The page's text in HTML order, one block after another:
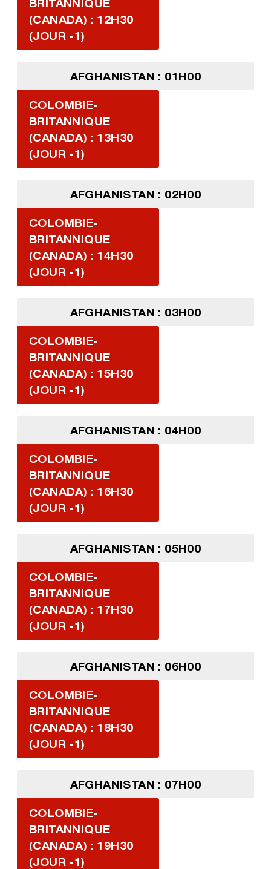
(CANADA) : 12H30
(JOUR -1)
AFGHANISTAN : 01H00
COLOMBIE-
BRITANNIQUE
(CANADA) : 13H30
(JOUR -1)
AFGHANISTAN : 02H00
COLOMBIE-
BRITANNIQUE
(CANADA) : 14H30
(JOUR -1)
AFGHANISTAN : 03H00
COLOMBIE-
BRITANNIQUE
(CANADA) : 15H30
(JOUR -1)
AFGHANISTAN : 04H00
COLOMBIE-
BRITANNIQUE
(CANADA) : 16H30
(JOUR -1)
AFGHANISTAN : 05H00
COLOMBIE-
BRITANNIQUE
(CANADA) : 17H30
(JOUR -1)
AFGHANISTAN : 06H00
COLOMBIE-
BRITANNIQUE
(CANADA) : 18H30
(JOUR -1)
AFGHANISTAN : 07H00
COLOMBIE-
BRITANNIQUE
(CANADA) : 19H30
(JOUR -1)